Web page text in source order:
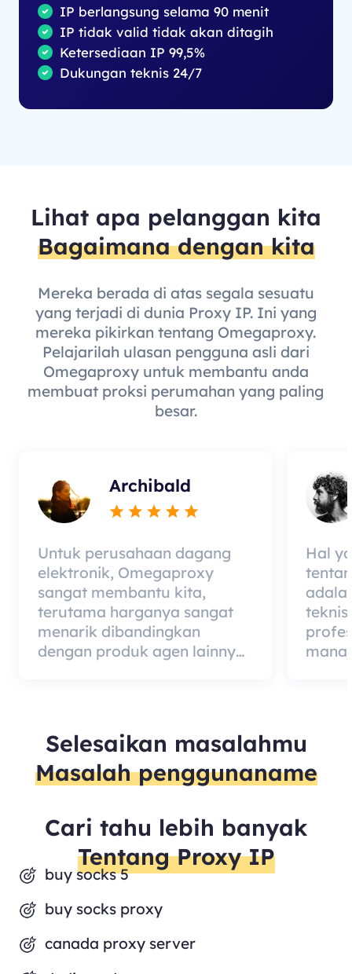
IP berlangsung selama 90 menit
IP tidak valid tidak akan ditagih
Ketersediaan IP 99,5%
Dukungan teknis 24/7
Lihat apa pelanggan kita
Bagaimana dengan kita
Mereka berada di atas segala sesuatu
yang terjadi di dunia Proxy IP. Ini yang
mereka pikirkan tentang Omegaproxy.
Pelajarilah ulasan pengguna asli dari
Omegaproxy untuk membantu anda
membuat proksi perumahan yang paling
besar.
Archibald
Untuk perusahaan dagang
elektronik, Omegaproxy
sangat membantu kita,
terutama harganya sangat
menarik dibandingkan
dengan produk agen lainnya,
Hal
Selesaikan masalahmu
Masalah penggunaname
Cari tahu lebih banyak
Tentang Proxy IP
buy socks 5
buy socks proxy
canada proxy server